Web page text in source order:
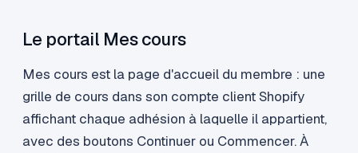
Le portail Mes cours
Mes cours est la page d'accueil du membre : une
grille de cours dans son compte client Shopify
affichant chaque adhésion à laquelle il appartient,
avec des boutons Continuer ou Commencer. À